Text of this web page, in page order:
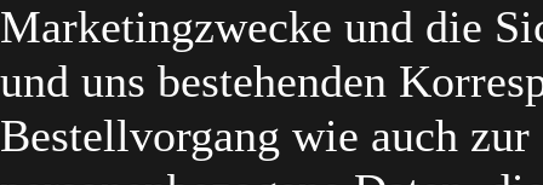
Marketingzwecke und die
und uns bestehenden
Bestellvorgang wie auch